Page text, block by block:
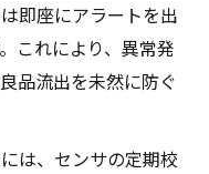
即座にアラートを出
これにより、異常発
品流出を未然に防ぐ
は、センサの定期校